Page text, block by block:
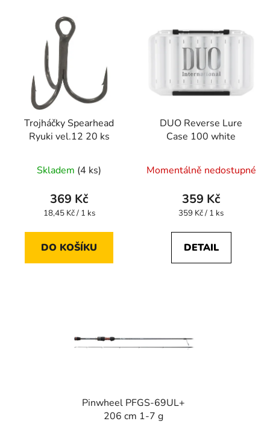
Trojháčky Spearhead
Ryuki vel.12 20 ks
Skladem (4 ks)
369 Kč
Měrná
18,45 Kč / 1 ks
DO KOŠÍKU
DUO Reverse Lure
Case 100 white
Momentálně nedostupné
359 Kč
Měrná
359 Kč / 1 ks
DETAIL
Pinwheel PFGS-69UL+
206 cm 1-7 g